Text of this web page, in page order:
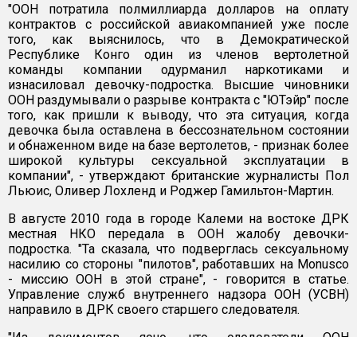
"ООН потратила полмиллиарда долларов на оплату
контрактов с российской авиакомпанией уже после
того, как выяснилось, что в Демократической
Республике Конго один из членов вертолетной
команды компании одурманил наркотиками и
изнасиловал девочку-подростка. Высшие чиновники
ООН раздумывали о разрыве контракта с "ЮТэйр" после
того, как пришли к выводу, что эта ситуация, когда
девочка была оставлена в бессознательном состоянии
и обнаженном виде на базе вертолетов, - признак более
широкой культуры сексуальной эксплуатации в
компании", - утверждают британские журналисты Пол
Льюис, Оливер Лохленд и Роджер Гамильтон-Мартин.
В августе 2010 года в городе Калеми на востоке ДРК
местная НКО передала в ООН жалобу девочки-
подростка. "Та сказала, что подверглась сексуальному
насилию со стороны "пилотов", работавших на Monusco
- миссию ООН в этой стране", - говорится в статье.
Управление служб внутреннего надзора ООН (УСВН)
направило в ДРК своего старшего следователя.